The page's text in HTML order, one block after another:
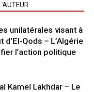
unilatérales visant à
Qods – L’Algérie
l’action politique
Kamel Lakhdar – Le